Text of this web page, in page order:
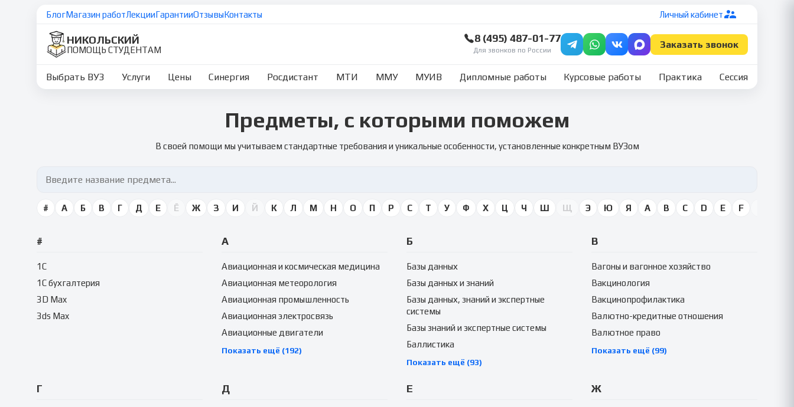
БлогМагазин работЛекцииГарантииОтзывыКонтакты Личный кабинет
НИКОЛЬСКИЙ
ПОМОЩЬ СТУДЕНТАМ
8 (495) 487-01-77
Для звонков по России
Заказать звонок
Выбрать ВУЗ Услуги Цены Синергия Росдистант МТИ ММУ МУИВ Дипломные работы Курсовые работы Практика Сессия
Предметы, с которыми поможем
В своей помощи мы учитываем стандартные требования и уникальные особенности, установленные конкретным ВУЗом
# А Б В Г Д Е Ё Ж З И Й К Л М Н О П Р С Т У Ф Х Ц Ч Ш Щ Э Ю Я A B C D E F
#
1C
1C бухгалтерия
3D Max
3ds Max
А
Авиационная и космическая медицина
Авиационная метеорология
Авиационная промышленность
Авиационная электросвязь
Авиационные двигатели
Показать ещё (192)
Б
Базы данных
Базы данных и знаний
Базы данных, знаний и экспертные
системы
Базы знаний и экспертные системы
Баллистика
Показать ещё (93)
В
Вагоны и вагонное хозяйство
Вакцинология
Вакцинопрофилактика
Валютно-кредитные отношения
Валютное право
Показать ещё (99)
Г Д Е Ж